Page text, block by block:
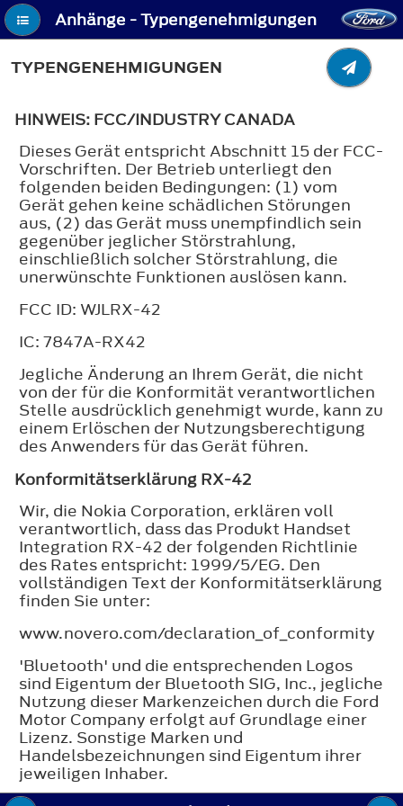
Anhänge - Typengenehmigungen
TYPENGENEHMIGUNGEN
HINWEIS: FCC/INDUSTRY CANADA
Dieses Gerät entspricht Abschnitt 15 der FCC-
Vorschriften. Der Betrieb unterliegt den
folgenden beiden Bedingungen: (1) vom
Gerät gehen keine schädlichen Störungen
aus, (2) das Gerät muss unempfindlich sein
gegenüber jeglicher Störstrahlung,
einschließlich solcher Störstrahlung, die
unerwünschte Funktionen auslösen kann.
FCC ID: WJLRX-42
IC: 7847A-RX42
Jegliche Änderung an Ihrem Gerät, die nicht
von der für die Konformität verantwortlichen
Stelle ausdrücklich genehmigt wurde, kann zu
einem Erlöschen der Nutzungsberechtigung
des Anwenders für das Gerät führen.
Konformitätserklärung RX-42
Wir, die Nokia Corporation, erklären voll
verantwortlich, dass das Produkt Handset
Integration RX-42 der folgenden Richtlinie
des Rates entspricht: 1999/5/EG. Den
vollständigen Text der Konformitätserklärung
finden Sie unter:
www.novero.com/declaration_of_conformity
'Bluetooth' und die entsprechenden Logos
sind Eigentum der Bluetooth SIG, Inc., jegliche
Nutzung dieser Markenzeichen durch die Ford
Motor Company erfolgt auf Grundlage einer
Lizenz. Sonstige Marken und
Handelsbezeichnungen sind Eigentum ihrer
jeweiligen Inhaber.